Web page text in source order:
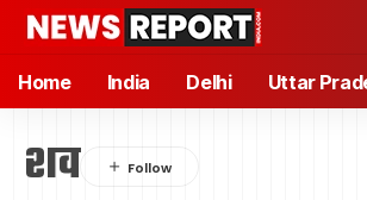
Home India Delhi Uttar
शव